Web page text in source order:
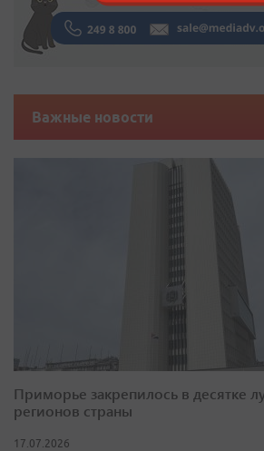
Важные новости
Приморье закрепилось в десятке
регионов страны
17.07.2026